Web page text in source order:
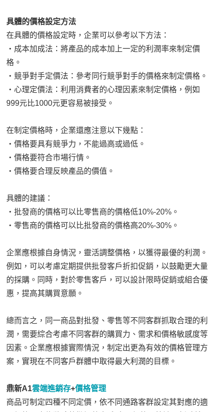
具體的價格設定方法
在具體的價格設定時，企業可以參考以下方法：
‧成本加成法：將產品的成本加上一定的利潤率來制定價
格。
‧競爭對手定價法：參考同行競爭對手的價格來制定價格。
‧心理定價法：利用消費者的心理因素來制定價格，例如
999元比1000元更容易被接受。
在制定價格時，企業還應注意以下幾點：
‧價格要具有競爭力，不能過高或過低。
‧價格要符合市場行情。
‧價格要合理反映產品的價值。
具體的建議：
‧批發商的價格可以比零售商的價格低10%-20%。
‧零售商的價格可以比批發商的價格高20%-30%。
企業應根據自身情況，靈活調整價格，以獲得最優的利潤。
例如，可以考慮定期提供批發客戶折扣促銷，以鼓勵更大量
的採購。同時，對於零售客戶，可以設計限時促銷或組合優
惠，提高其購買意願。
總而言之，同一商品對批發、零售等不同客群抓取合理的利
潤，需要綜合考慮不同客群的購買力、需求和價格敏感度等
因素。企業應根據實際情況，制定出更為有效的價格管理方
案，實現在不同客戶群體中取得最大利潤的目標。
鼎新A1雲端進銷存+價格管理
商品可制定四種不同定價，依不同通路客群設定其對應的適